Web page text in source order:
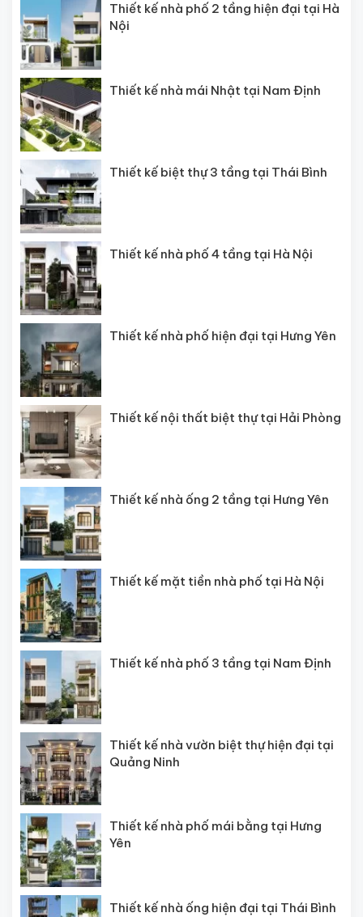
Thiết kế nhà phố 2 tầng hiện đại tại Hà
Nội
Thiết kế nhà mái Nhật tại Nam Định
Thiết kế biệt thự 3 tầng tại Thái Bình
Thiết kế nhà phố 4 tầng tại Hà Nội
Thiết kế nhà phố hiện đại tại Hưng Yên
Thiết kế nội thất biệt thự tại Hải Phòng
Thiết kế nhà ống 2 tầng tại Hưng Yên
Thiết kế mặt tiền nhà phố tại Hà Nội
Thiết kế nhà phố 3 tầng tại Nam Định
Thiết kế nhà vườn biệt thự hiện đại tại
Quảng Ninh
Thiết kế nhà phố mái bằng tại Hưng
Yên
Thiết kế nhà ống hiện đại tại Thái Bình